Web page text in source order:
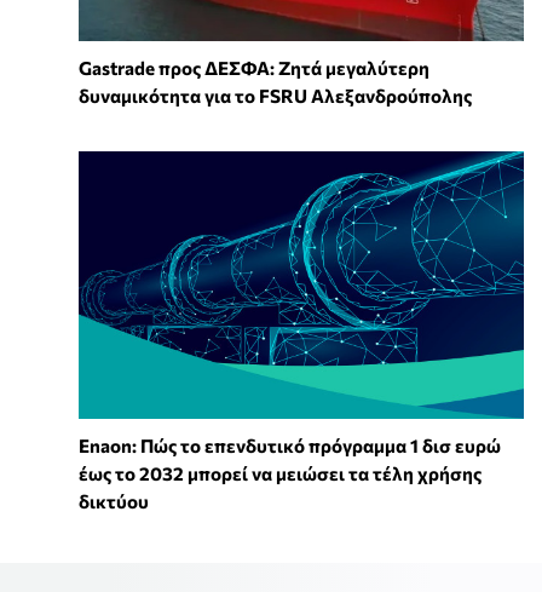
Gastrade προς ΔΕΣΦΑ: Ζητά μεγαλύτερη
δυναμικότητα για το FSRU Αλεξανδρούπολης
Enaon: Πώς το επενδυτικό πρόγραμμα 1 δισ ευρώ
έως το 2032 μπορεί να μειώσει τα τέλη χρήσης
δικτύου